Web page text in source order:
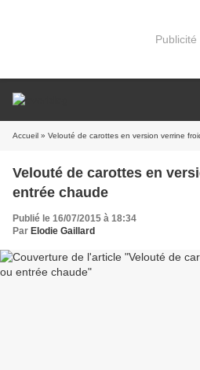
Publicité
Accueil » Velouté de carottes en version verrine
Velouté de carottes en
entrée chaude
Publié le 16/07/2015 à 18:34
Par Elodie Gaillard